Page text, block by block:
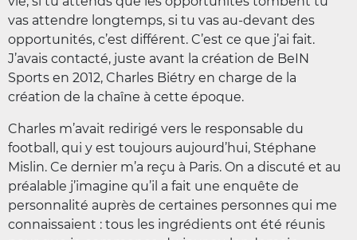
vas attendre longtemps, si tu vas au-devant des
opportunités, c’est différent. C’est ce que j’ai fait.
J’avais contacté, juste avant la création de BeIN
Sports en 2012, Charles Biétry en charge de la
création de la chaîne à cette époque.
Charles m’avait redirigé vers le responsable du
football, qui y est toujours aujourd’hui, Stéphane
Mislin. Ce dernier m’a reçu à Paris. On a discuté et au
préalable j’imagine qu’il a fait une enquête de
personnalité auprès de certaines personnes qui me
connaissaient : tous les ingrédients ont été réunis